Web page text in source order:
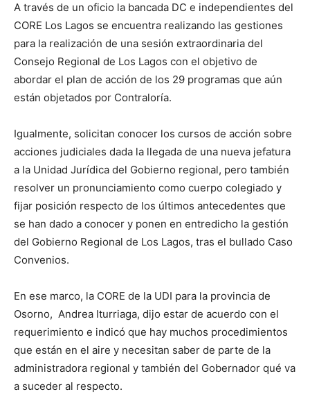
A través de un oficio la bancada DC e independientes del
CORE Los Lagos se encuentra realizando las gestiones
para la realización de una sesión extraordinaria del
Consejo Regional de Los Lagos con el objetivo de
abordar el plan de acción de los 29 programas que aún
están objetados por Contraloría.
Igualmente, solicitan conocer los cursos de acción sobre
acciones judiciales dada la llegada de una nueva jefatura
a la Unidad Jurídica del Gobierno regional, pero también
resolver un pronunciamiento como cuerpo colegiado y
fijar posición respecto de los últimos antecedentes que
se han dado a conocer y ponen en entredicho la gestión
del Gobierno Regional de Los Lagos, tras el bullado Caso
Convenios.
En ese marco, la CORE de la UDI para la provincia de
Osorno, Andrea Iturriaga, dijo estar de acuerdo con el
requerimiento e indicó que hay muchos procedimientos
que están en el aire y necesitan saber de parte de la
administradora regional y también del Gobernador qué va
a suceder al respecto.